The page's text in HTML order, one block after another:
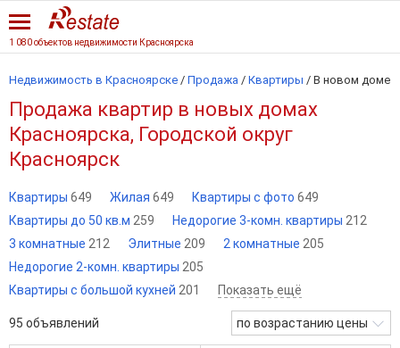
1 080 объектов недвижимости Красноярска
Недвижимость в Красноярске / Продажа / Квартиры / В новом доме
Продажа квартир в новых домах
Красноярска, Городской округ
Красноярск
Квартиры 649 Жилая 649 Квартиры с фото 649
Квартиры до 50 кв.м 259 Недорогие 3-комн. квартиры 212
3 комнатные 212 Элитные 209 2 комнатные 205
Недорогие 2-комн. квартиры 205
Квартиры с большой кухней 201 Показать ещё
95 объявлений по возрастанию цены